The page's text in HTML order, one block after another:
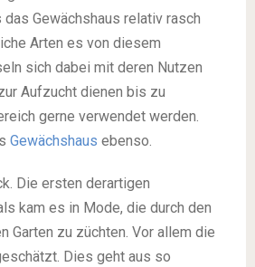
Gewächshaus relativ rasch
Arten es von diesem
sich dabei mit deren Nutzen
Aufzucht dienen bis zu
gerne verwendet werden.
Gewächshaus ebenso.
Die ersten derartigen
kam es in Mode, die durch den
Garten zu züchten. Vor allem die
Dies geht aus so